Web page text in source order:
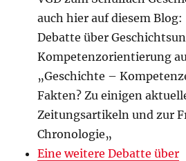
auch hier auf diesem
Debatte über
Kompetenzorientierung
„Geschichte –
Fakten? Zu einigen
Zeitungsartikeln und zur
Chronologie„
Eine weitere Debatte über